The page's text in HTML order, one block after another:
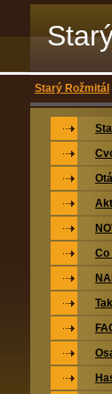
Starý Rožmitál
Co